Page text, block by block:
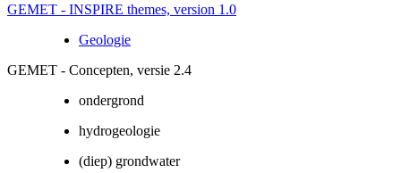
GEMET - INSPIRE themes, version 1.0
Geologie
GEMET - Concepten, versie 2.4
ondergrond
hydrogeologie
(diep) grondwater